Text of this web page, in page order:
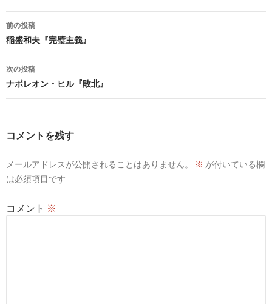
投
稿
ナ
ビ
ゲ
ョ
前の投稿
稲盛和夫『完璧主義』
次の投稿
ナポレオン・ヒル『敗北』
コメントを残す
メールアドレスが公開されることはありません。 ※ が付いている欄
は必須項目です
コメント ※